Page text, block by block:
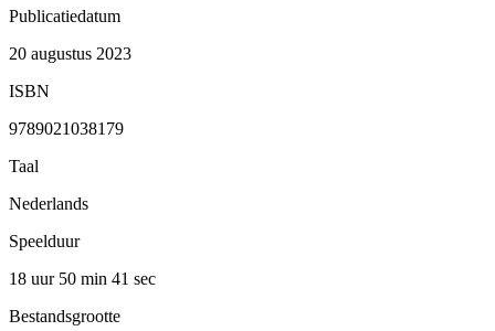
Publicatiedatum
20 augustus 2023
ISBN
9789021038179
Taal
Nederlands
Speelduur
18 uur 50 min 41 sec
Bestandsgrootte